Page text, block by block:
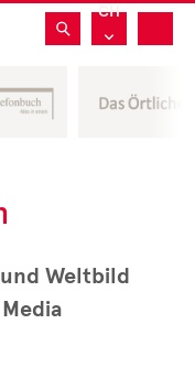
CH
und Weltbild